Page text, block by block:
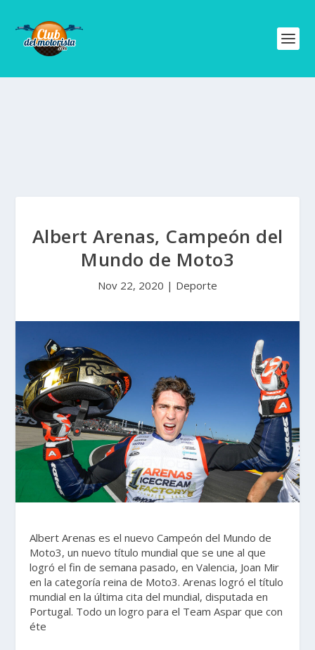
Albert Arenas, Campeón del
Mundo de Moto3
Nov 22, 2020 | Deporte
Albert Arenas es el nuevo Campeón del Mundo de
Moto3, un nuevo título mundial que se une al que
logró el fin de semana pasado, en Valencia, Joan Mir
en la categoría reina de Moto3. Arenas logró el título
mundial en la última cita del mundial, disputada en
Portugal. Todo un logro para el Team Aspar que con
éte